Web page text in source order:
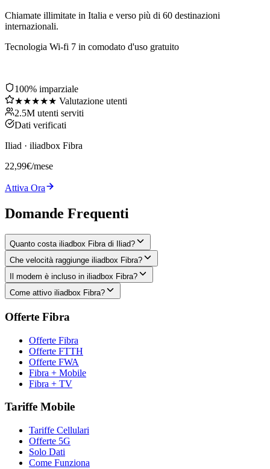
Chiamate illimitate in Italia e verso più di 60 destinazioni
internazionali.
Tecnologia Wi-fi 7 in comodato d'uso gratuito
100% imparziale
★★★★★ Valutazione utenti
2.5M utenti serviti
Dati verificati
Iliad · iliadbox Fibra
22,99€/mese
Attiva Ora
Domande Frequenti
Quanto costa iliadbox Fibra di Iliad?
Che velocità raggiunge iliadbox Fibra?
Il modem è incluso in iliadbox Fibra?
Come attivo iliadbox Fibra?
Offerte Fibra
Offerte Fibra
Offerte FTTH
Offerte FWA
Fibra + Mobile
Fibra + TV
Tariffe Mobile
Tariffe Cellulari
Offerte 5G
Solo Dati
Come Funziona